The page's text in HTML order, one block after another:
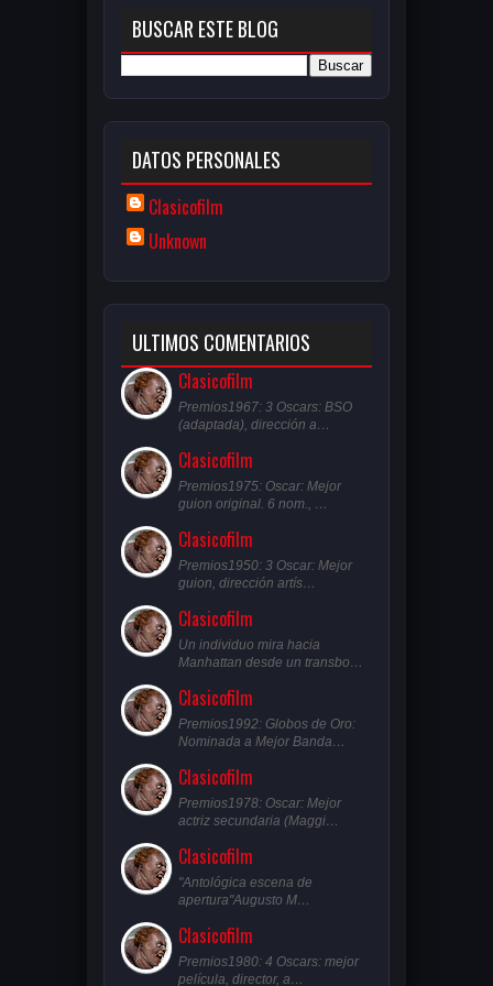
BUSCAR ESTE BLOG
DATOS PERSONALES
Clasicofilm
Unknown
ULTIMOS COMENTARIOS
Clasicofilm
Premios1967: 3 Oscars: BSO
(adaptada), dirección a…
Clasicofilm
Premios1975: Oscar: Mejor
guion original. 6 nom., …
Clasicofilm
Premios1950: 3 Oscar: Mejor
guion, dirección artís…
Clasicofilm
Un individuo mira hacia
Manhattan desde un transbo…
Clasicofilm
Premios1992: Globos de Oro:
Nominada a Mejor Banda…
Clasicofilm
Premios1978: Oscar: Mejor
actriz secundaria (Maggi…
Clasicofilm
"Antológica escena de
apertura"Augusto M…
Clasicofilm
Premios1980: 4 Oscars: mejor
película, director, a…